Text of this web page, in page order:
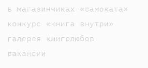
в магазинчиках «самоката»
конкурс «книга внутри»
галерея книголюбов
вакансии